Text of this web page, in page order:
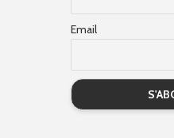
Email